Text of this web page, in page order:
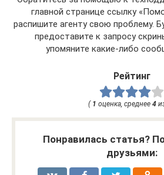
главной странице ссылку
распишите агенту свою проблему.
предоставите к запросу
упомяните какие-либо
Рейтинг
( 1 оценка, среднее 4
Понравилась статья?
друзьями: